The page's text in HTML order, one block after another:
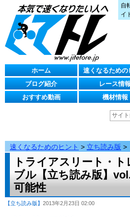
自
イ
ホーム
速くなるための
ブログ紹介
レース情
おすすめ動画
機材情報
速くなるためのヒント > 立ち読み版 >
トライアスリート・
ブル【立ち読み版】
可能性
【立ち読み版】 2013年2月23日 02:00